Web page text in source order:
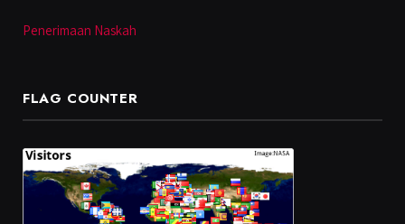
Penerimaan Naskah
FLAG COUNTER